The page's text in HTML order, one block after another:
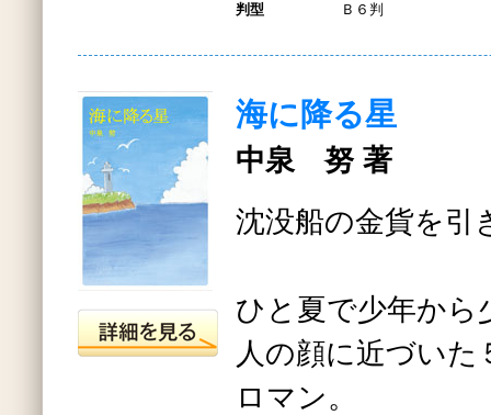
判型 Ｂ６判
海に降る星
中泉 努 著
沈没船の金貨を引
ひと夏で少年から
人の顔に近づいた
ロマン。